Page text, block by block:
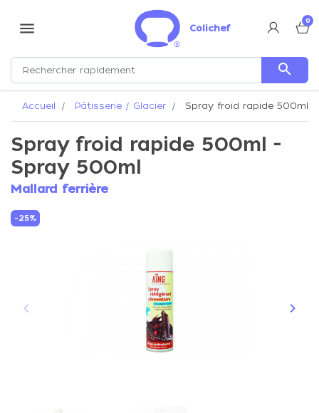
menu Colichef
0
search
Accueil Pâtisserie / Glacier Spray froid rapide 500ml -
Spray froid rapide 500ml -
Spray 500ml
Mallard ferrière
-25%
Précédent
keyboard_arrow_left keyboard_arrow_right